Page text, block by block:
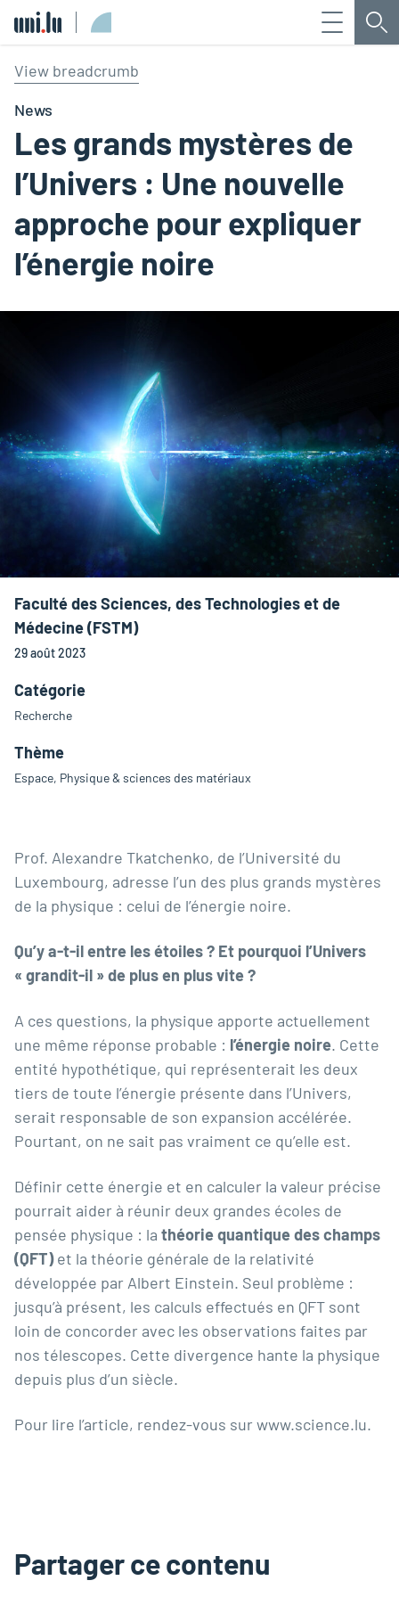
Menu
View breadcrumb
News
Les grands mystères de
l’Univers : Une nouvelle
approche pour expliquer
l’énergie noire
Faculté des Sciences, des Technologies et de
Médecine (FSTM)
29 août 2023
Catégorie
Recherche
Thème
Espace, Physique & sciences des matériaux
Prof. Alexandre Tkatchenko, de l’Université du
Luxembourg, adresse l’un des plus grands mystères
de la physique : celui de l’énergie noire.
Qu’y a-t-il entre les étoiles ? Et pourquoi l’Univers
« grandit-il » de plus en plus vite ?
A ces questions, la physique apporte actuellement
une même réponse probable : l’énergie noire. Cette
entité hypothétique, qui représenterait les deux
tiers de toute l’énergie présente dans l’Univers,
serait responsable de son expansion accélérée.
Pourtant, on ne sait pas vraiment ce qu’elle est.
Définir cette énergie et en calculer la valeur précise
pourrait aider à réunir deux grandes écoles de
pensée physique : la théorie quantique des champs
(QFT)et la théorie générale de la relativité
développée par Albert Einstein. Seul problème :
jusqu’à présent, les calculs effectués en QFT sont
loin de concorder avec les observations faites par
nos télescopes. Cette divergence hante la physique
depuis plus d’un siècle.
Pour lire l’article, rendez-vous sur www.science.lu.
Partager ce contenu